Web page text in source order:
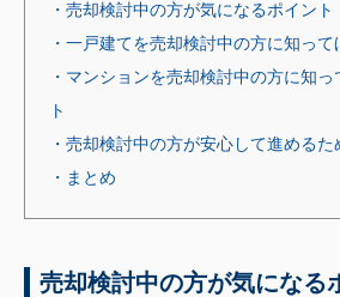
・売却検討中の方が気になるポイント
・一戸建てを売却検討中の方に知っ
・マンションを売却検討中の方に知
ト
・売却検討中の方が安心して進める
・まとめ
売却検討中の方が気になる